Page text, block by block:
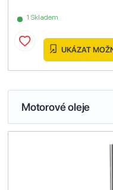
1 Skladem
UKÁZAT
Motorové oleje